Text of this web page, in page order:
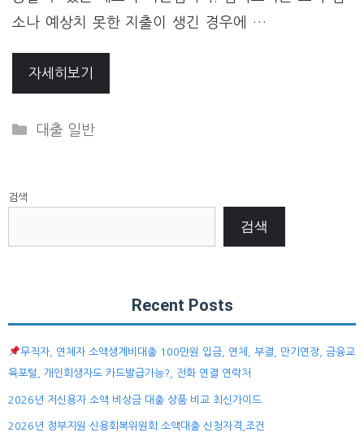
소나 예상치 못한 지출이 생긴 경우에 …
자세히보기
Categories
대출 일반
검색
검색
Recent Posts
무직자, 연체자 소액생계비대출 100만원 입금, 연체, 부결, 만기연장, 금융교
육포털, 개인회생자도 카드발급가능?, 전화 연결 연락처
2026년 저신용자 소액 비상금 대출 상품 비교 최신가이드
2026년 정부지원 신용회복위원회 소액대출 신청자격,조건